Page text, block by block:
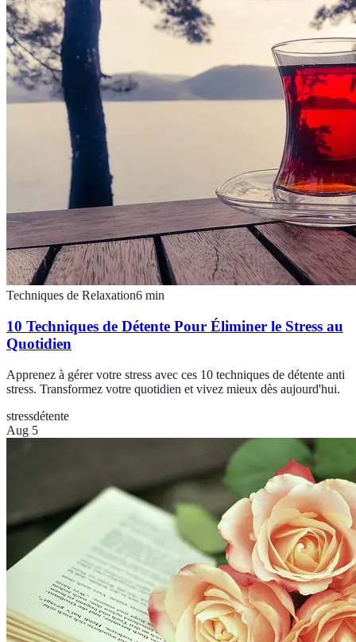
Techniques de Relaxation6 min
10 Techniques de Détente Pour Éliminer le Stress au
Quotidien
Apprenez à gérer votre stress avec ces 10 techniques de détente anti
stress. Transformez votre quotidien et vivez mieux dès aujourd'hui.
stressdétente
Aug 5